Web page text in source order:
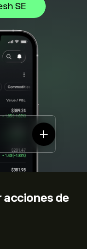
SE
de